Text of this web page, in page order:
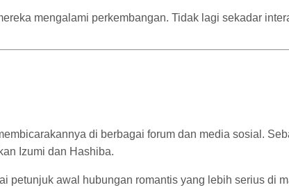
mengalami perkembangan. Tidak lagi sekadar
di berbagai forum dan media sosial.
Izumi dan Hashiba.
petunjuk awal hubungan romantis yang lebih serius di